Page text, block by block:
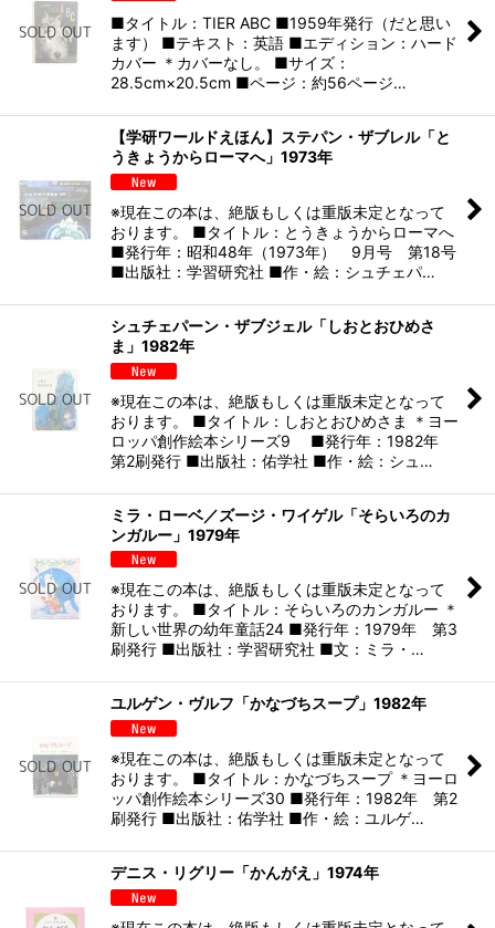
■タイトル：TIER ABC ■1959年発行（だと思い
ます） ■テキスト：英語 ■エディション：ハード
カバー ＊カバーなし。 ■サイズ：
28.5cm×20.5cm ■ページ：約56ページ…
【学研ワールドえほん】ステパン・ザブレル「と
うきょうからローマへ」1973年
※現在この本は、絶版もしくは重版未定となって
おります。 ■タイトル：とうきょうからローマへ
■発行年：昭和48年（1973年） 9月号 第18号
■出版社：学習研究社 ■作・絵：シュチェパ…
シュチェパーン・ザブジェル「しおとおひめさ
ま」1982年
※現在この本は、絶版もしくは重版未定となって
おります。 ■タイトル：しおとおひめさま ＊ヨー
ロッパ創作絵本シリーズ9 ■発行年：1982年
第2刷発行 ■出版社：佑学社 ■作・絵：シュ…
ミラ・ローベ／ズージ・ワイゲル「そらいろのカ
ンガルー」1979年
※現在この本は、絶版もしくは重版未定となって
おります。 ■タイトル：そらいろのカンガルー ＊
新しい世界の幼年童話24 ■発行年：1979年 第3
刷発行 ■出版社：学習研究社 ■文：ミラ・…
ユルゲン・ヴルフ「かなづちスープ」1982年
※現在この本は、絶版もしくは重版未定となって
おります。 ■タイトル：かなづちスープ ＊ヨーロ
ッパ創作絵本シリーズ30 ■発行年：1982年 第2
刷発行 ■出版社：佑学社 ■作・絵：ユルゲ…
デニス・リグリー「かんがえ」1974年